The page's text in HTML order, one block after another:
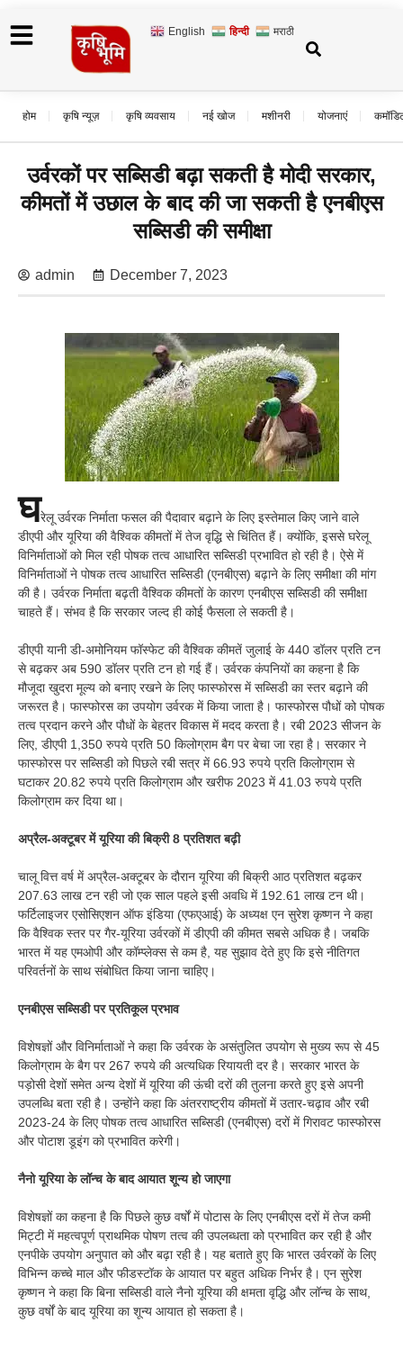
English हिन्दी मराठी
होम कृषि न्यूज़ कृषि व्यवसाय नई खोज मशीनरी योजनाएं
उर्वरकों पर सब्सिडी बढ़ा सकती है मोदी सरकार,
कीमतों में उछाल के बाद की जा सकती है एनबीएस
सब्सिडी की समीक्षा
admin December 7, 2023
घरेलू उर्वरक निर्माता फसल की पैदावार बढ़ाने के लिए इस्तेमाल किए जाने वाले
डीएपी और यूरिया की वैश्विक कीमतों में तेज वृद्धि से चिंतित हैं। क्योंकि, इससे घरेलू
विनिर्माताओं को मिल रही पोषक तत्व आधारित सब्सिडी प्रभावित हो रही है। ऐसे में
विनिर्माताओं ने पोषक तत्व आधारित सब्सिडी (एनबीएस) बढ़ाने के लिए समीक्षा की मांग
की है। उर्वरक निर्माता बढ़ती वैश्विक कीमतों के कारण एनबीएस सब्सिडी की समीक्षा
चाहते हैं। संभव है कि सरकार जल्द ही कोई फैसला ले सकती है।
डीएपी यानी डी-अमोनियम फॉस्फेट की वैश्विक कीमतें जुलाई के 440 डॉलर प्रति टन
से बढ़कर अब 590 डॉलर प्रति टन हो गई हैं। उर्वरक कंपनियों का कहना है कि
मौजूदा खुदरा मूल्य को बनाए रखने के लिए फास्फोरस में सब्सिडी का स्तर बढ़ाने की
जरूरत है। फास्फोरस का उपयोग उर्वरक में किया जाता है। फास्फोरस पौधों को पोषक
तत्व प्रदान करने और पौधों के बेहतर विकास में मदद करता है। रबी 2023 सीजन के
लिए, डीएपी 1,350 रुपये प्रति 50 किलोग्राम बैग पर बेचा जा रहा है। सरकार ने
फास्फोरस पर सब्सिडी को पिछले रबी सत्र में 66.93 रुपये प्रति किलोग्राम से
घटाकर 20.82 रुपये प्रति किलोग्राम और खरीफ 2023 में 41.03 रुपये प्रति
किलोग्राम कर दिया था।
अप्रैल-अक्टूबर में यूरिया की बिक्री 8 प्रतिशत बढ़ी
चालू वित्त वर्ष में अप्रैल-अक्टूबर के दौरान यूरिया की बिक्री आठ प्रतिशत बढ़कर
207.63 लाख टन रही जो एक साल पहले इसी अवधि में 192.61 लाख टन थी।
फर्टिलाइजर एसोसिएशन ऑफ इंडिया (एफएआई) के अध्यक्ष एन सुरेश कृष्णन ने कहा
कि वैश्विक स्तर पर गैर-यूरिया उर्वरकों में डीएपी की कीमत सबसे अधिक है। जबकि
भारत में यह एमओपी और कॉम्प्लेक्स से कम है, यह सुझाव देते हुए कि इसे नीतिगत
परिवर्तनों के साथ संबोधित किया जाना चाहिए।
एनबीएस सब्सिडी पर प्रतिकूल प्रभाव
विशेषज्ञों और विनिर्माताओं ने कहा कि उर्वरक के असंतुलित उपयोग से मुख्य रूप से 45
किलोग्राम के बैग पर 267 रुपये की अत्यधिक रियायती दर है। सरकार भारत के
पड़ोसी देशों समेत अन्य देशों में यूरिया की ऊंची दरों की तुलना करते हुए इसे अपनी
उपलब्धि बता रही है। उन्होंने कहा कि अंतरराष्ट्रीय कीमतों में उतार-चढ़ाव और रबी
2023-24 के लिए पोषक तत्व आधारित सब्सिडी (एनबीएस) दरों में गिरावट फास्फोरस
और पोटाश डूइंग को प्रभावित करेगी।
नैनो यूरिया के लॉन्च के बाद आयात शून्य हो जाएगा
विशेषज्ञों का कहना है कि पिछले कुछ वर्षों में पोटास के लिए एनबीएस दरों में तेज कमी
मिट्टी में महत्वपूर्ण प्राथमिक पोषण तत्व की उपलब्धता को प्रभावित कर रही है और
एनपीके उपयोग अनुपात को और बढ़ा रही है। यह बताते हुए कि भारत उर्वरकों के लिए
विभिन्न कच्चे माल और फीडस्टॉक के आयात पर बहुत अधिक निर्भर है। एन सुरेश
कृष्णन ने कहा कि बिना सब्सिडी वाले नैनो यूरिया की क्षमता वृद्धि और लॉन्च के साथ,
कुछ वर्षों के बाद यूरिया का शून्य आयात हो सकता है।